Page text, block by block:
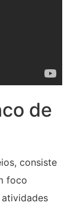
de
consiste
foco